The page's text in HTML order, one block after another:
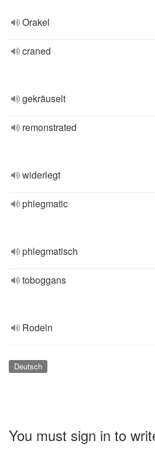
Orakel
craned
gekräuselt
remonstrated
widerlegt
phlegmatic
phlegmatisch
toboggans
Rodeln
Deutsch
You must sign in to